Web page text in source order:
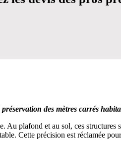
des mètres carrés
Au plafond et au sol, ces
Cette précision est réclamée